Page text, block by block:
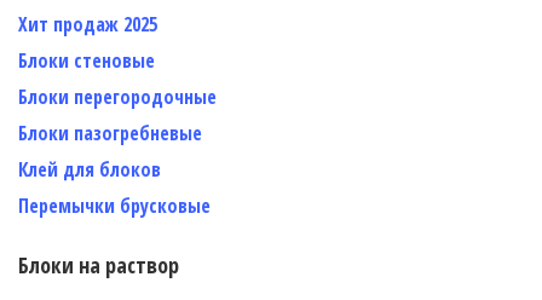
Хит продаж 2025
Блоки стеновые
Блоки перегородочные
Блоки пазогребневые
Клей для блоков
Перемычки брусковые
Блоки на раствор